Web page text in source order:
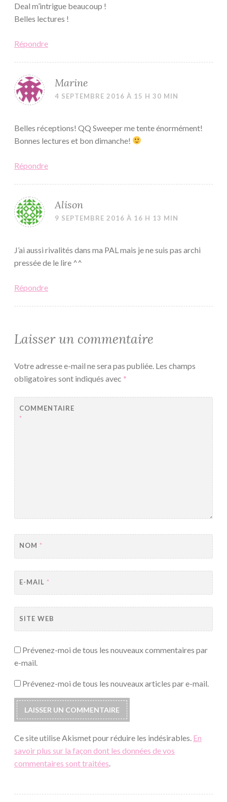
Deal m’intrigue beaucoup !
Belles lectures !
Répondre
Marine
4 SEPTEMBRE 2016 À 15 H 30 MIN
Belles réceptions! QQ Sweeper me tente énormément!
Bonnes lectures et bon dimanche!
Répondre
Alison
9 SEPTEMBRE 2016 À 16 H 13 MIN
J’ai aussi rivalités dans ma PAL mais je ne suis pas archi
pressée de le lire ^^
Répondre
Laisser un commentaire
Votre adresse e-mail ne sera pas publiée. Les champs
obligatoires sont indiqués avec *
COMMENTAIRE
*
NOM *
E-MAIL *
SITE WEB
Prévenez-moi de tous les nouveaux commentaires par
e-mail.
Prévenez-moi de tous les nouveaux articles par e-mail.
Ce site utilise Akismet pour réduire les indésirables. En
savoir plus sur la façon dont les données de vos
commentaires sont traitées.